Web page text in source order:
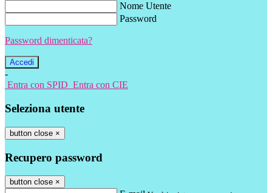
Nome Utente
Password
Password dimenticata?
-
Entra con SPID Entra con CIE
Seleziona utente
button close ×
Recupero password
button close ×